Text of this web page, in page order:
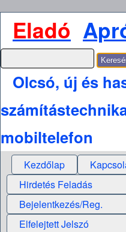
Eladó
Olcsó, új és
mobiltelefon
Kezdőlap
Hirdetés Feladás
Bejelentkezés/Reg.
Elfelejtett Jelszó